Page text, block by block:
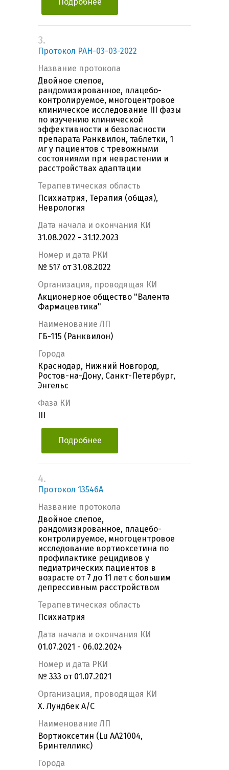
Подробнее
3.
Протокол РАН-03-03-2022
Название протокола
Двойное слепое,
рандомизированное, плацебо-
контролируемое, многоцентровое
клиническое исследование III фазы
по изучению клинической
эффективности и безопасности
препарата Ранквилон, таблетки, 1
мг у пациентов с тревожными
состояниями при неврастении и
расстройствах адаптации
Терапевтическая область
Психиатрия, Терапия (общая),
Неврология
Дата начала и окончания КИ
31.08.2022 - 31.12.2023
Номер и дата РКИ
№ 517 от 31.08.2022
Организация, проводящая КИ
Акционерное общество "Валента
Фармацевтика"
Наименование ЛП
ГБ-115 (Ранквилон)
Города
Краснодар, Нижний Новгород,
Ростов-на-Дону, Санкт-Петербург,
Энгельс
Фаза КИ
Подробнее
4.
Протокол 13546А
Название протокола
Двойное слепое,
рандомизированное, плацебо-
контролируемое, многоцентровое
исследование вортиоксетина по
профилактике рецидивов у
педиатрических пациентов в
возрасте от 7 до 11 лет с большим
депрессивным расстройством
Терапевтическая область
Психиатрия
Дата начала и окончания КИ
01.07.2021 - 06.02.2024
Номер и дата РКИ
№ 333 от 01.07.2021
Организация, проводящая КИ
Х. Лундбек А/С
Наименование ЛП
Вортиоксетин (Lu AA21004,
Бринтелликс)
Города